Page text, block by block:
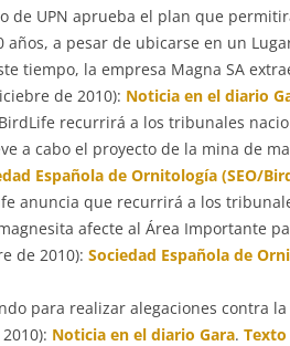
de UPN aprueba el plan que
años, a pesar de ubicarse en un
tiempo, la empresa Magna SA
de 2010): Noticia en el diario
recurrirá a los tribunales
a cabo el proyecto de la mina de
Española de Ornitología (SEO/
anuncia que recurrirá a los
afecte al Área Importante
de 2010):Sociedad Española de
para realizar alegaciones contra
Noticia en el diario Gara.Texto